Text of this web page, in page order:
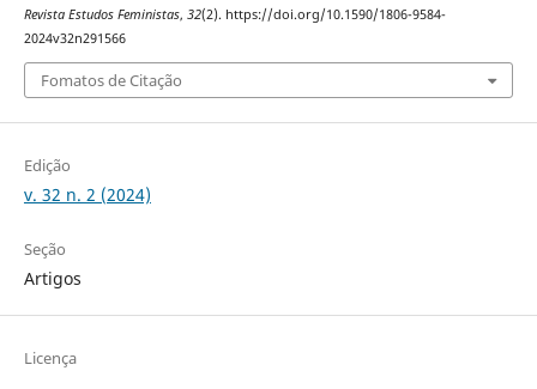
Revista Estudos Feministas, 32(2). https://doi.org/10.1590/1806-9584-
2024v32n291566
Fomatos de Citação
Edição
v. 32 n. 2 (2024)
Seção
Artigos
Licença